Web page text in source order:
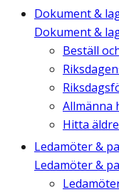
Dokument &
Dokument &
Beställ
Allmänna
Hitta
Ledamöter &
Ledamöter &